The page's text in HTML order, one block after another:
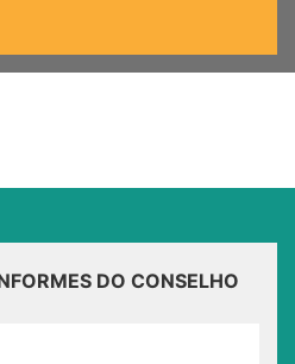
DO CONSELHO